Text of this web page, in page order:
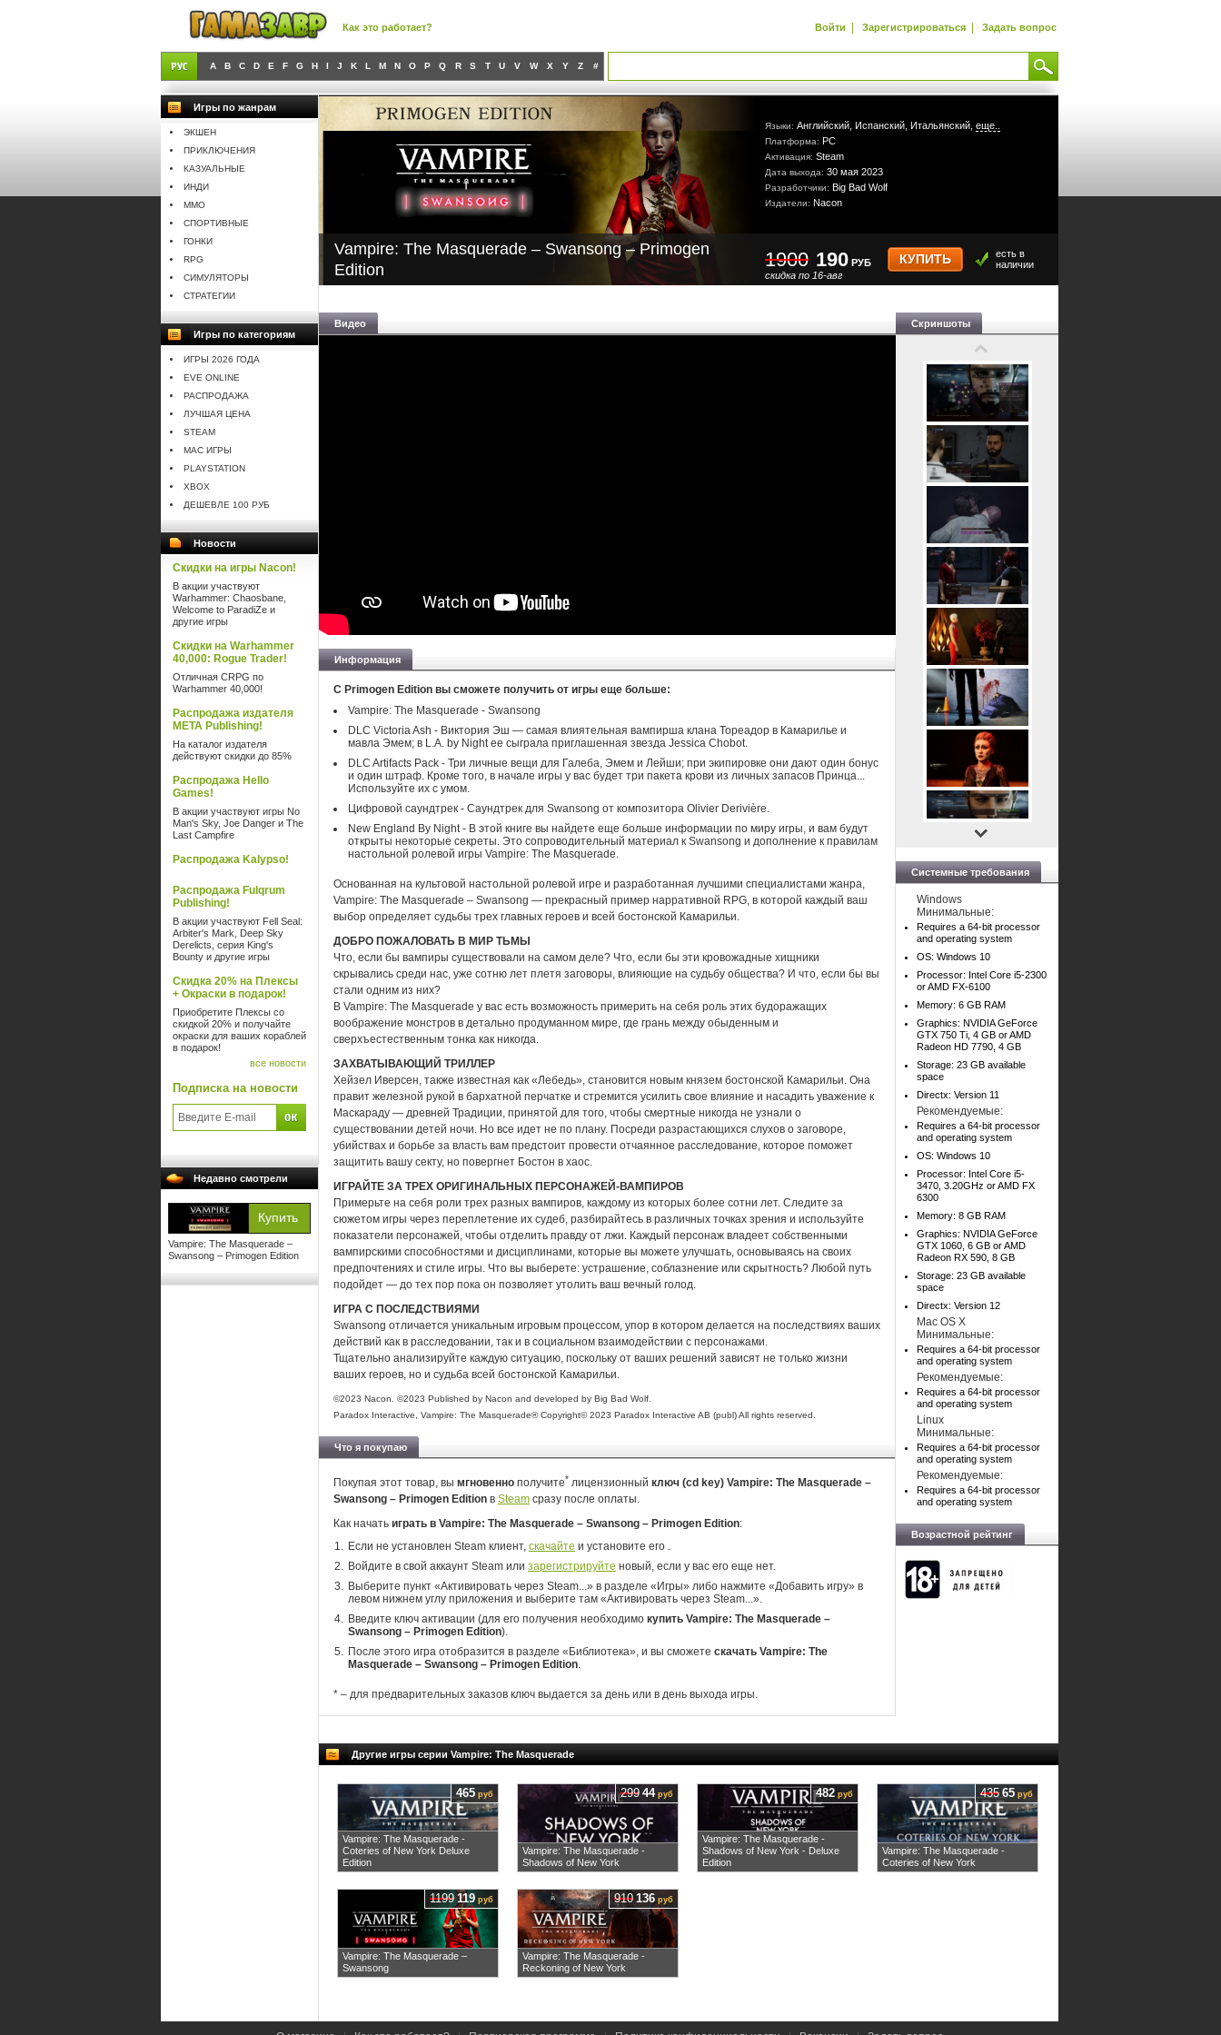
Как это работает? Войти | Зарегистрироваться | Задать вопрос
A B C D E F G H I J K L M N O P Q R S T U V W X Y Z #
Игры по жанрам
ЭКШЕН
ПРИКЛЮЧЕНИЯ
КАЗУАЛЬНЫЕ
ИНДИ
MMO
СПОРТИВНЫЕ
ГОНКИ
RPG
СИМУЛЯТОРЫ
СТРАТЕГИИ
Игры по категориям
ИГРЫ 2026 ГОДА
EVE ONLINE
РАСПРОДАЖА
ЛУЧШАЯ ЦЕНА
STEAM
MAC ИГРЫ
PLAYSTATION
XBOX
ДЕШЕВЛЕ 100 РУБ
Новости
Скидки на игры Nacon!
В акции участвуют
Warhammer: Chaosbane,
Welcome to ParadiZe и
другие игры
Скидки на Warhammer
40,000: Rogue Trader!
Отличная CRPG по
Warhammer 40,000!
Распродажа издателя
META Publishing!
На каталог издателя
действуют скидки до 85%
Распродажа Hello
Games!
В акции участвуют игры No
Man's Sky, Joe Danger и The
Last Campfire
Распродажа Kalypso!
Распродажа Fulqrum
Publishing!
В акции участвуют Fell Seal:
Arbiter's Mark, Deep Sky
Derelicts, серия King's
Bounty и другие игры
Скидка 20% на Плексы
+ Окраски в подарок!
Приобретите Плексы со
скидкой 20% и получайте
окраски для ваших кораблей
в подарок!
все новости
Подписка на новости
Недавно смотрели
Vampire: The Masquerade –
Swansong – Primogen Edition
Языки: Английский, Испанский, Итальянский, еще..
Платформа: PC
Активация: Steam
Дата выхода: 30 мая 2023
Разработчики: Big Bad Wolf
Издатели: Nacon
Vampire: The Masquerade – Swansong – Primogen
Edition
1900
скидка по 16-авг
190 РУБ КУПИТЬ
есть в
наличии
Видео
Информация
С Primogen Edition вы сможете получить от игры еще больше:
Vampire: The Masquerade - Swansong
DLC Victoria Ash - Виктория Эш — самая влиятельная вампирша клана Тореадор в Камарилье и
мавла Эмем; в L.A. by Night ее сыграла приглашенная звезда Jessica Chobot.
DLC Artifacts Pack - Три личные вещи для Галеба, Эмем и Лейши; при экипировке они дают один бонус
и один штраф. Кроме того, в начале игры у вас будет три пакета крови из личных запасов Принца...
Используйте их с умом.
Цифровой саундтрек - Саундтрек для Swansong от композитора Olivier Derivière.
New England By Night - В этой книге вы найдете еще больше информации по миру игры, и вам будут
открыты некоторые секреты. Это сопроводительный материал к Swansong и дополнение к правилам
настольной ролевой игры Vampire: The Masquerade.
Основанная на культовой настольной ролевой игре и разработанная лучшими специалистами жанра,
Vampire: The Masquerade – Swansong — прекрасный пример нарративной RPG, в которой каждый ваш
выбор определяет судьбы трех главных героев и всей бостонской Камарильи.
ДОБРО ПОЖАЛОВАТЬ В МИР ТЬМЫ
Что, если бы вампиры существовали на самом деле? Что, если бы эти кровожадные хищники
скрывались среди нас, уже сотню лет плетя заговоры, влияющие на судьбу общества? И что, если бы вы
стали одним из них?
В Vampire: The Masquerade у вас есть возможность примерить на себя роль этих будоражащих
воображение монстров в детально продуманном мире, где грань между обыденным и
сверхъестественным тонка как никогда.
ЗАХВАТЫВАЮЩИЙ ТРИЛЛЕР
Хейзел Иверсен, также известная как «Лебедь», становится новым князем бостонской Камарильи. Она
правит железной рукой в бархатной перчатке и стремится усилить свое влияние и насадить уважение к
Маскараду — древней Традиции, принятой для того, чтобы смертные никогда не узнали о
существовании детей ночи. Но все идет не по плану. Посреди разрастающихся слухов о заговоре,
убийствах и борьбе за власть вам предстоит провести отчаянное расследование, которое поможет
защитить вашу секту, но повергнет Бостон в хаос.
ИГРАЙТЕ ЗА ТРЕХ ОРИГИНАЛЬНЫХ ПЕРСОНАЖЕЙ-ВАМПИРОВ
Примерьте на себя роли трех разных вампиров, каждому из которых более сотни лет. Следите за
сюжетом игры через переплетение их судеб, разбирайтесь в различных точках зрения и используйте
показатели персонажей, чтобы отделить правду от лжи. Каждый персонаж владеет собственными
вампирскими способностями и дисциплинами, которые вы можете улучшать, основываясь на своих
предпочтениях и стиле игры. Что вы выберете: устрашение, соблазнение или скрытность? Любой путь
подойдет — до тех пор пока он позволяет утолить ваш вечный голод.
ИГРА С ПОСЛЕДСТВИЯМИ
Swansong отличается уникальным игровым процессом, упор в котором делается на последствиях ваших
действий как в расследовании, так и в социальном взаимодействии с персонажами.
Тщательно анализируйте каждую ситуацию, поскольку от ваших решений зависят не только жизни
ваших героев, но и судьба всей бостонской Камарильи.
©2023 Nacon. ©2023 Published by Nacon and developed by Big Bad Wolf.
Paradox Interactive, Vampire: The Masquerade® Copyright© 2023 Paradox Interactive AB (publ) All rights reserved.
Что я покупаю
Покупая этот товар, вы мгновенно получите* лицензионный ключ (cd key) Vampire: The Masquerade –
Swansong – Primogen Edition в Steam сразу после оплаты.
Как начать играть в Vampire: The Masquerade – Swansong – Primogen Edition:
Если не установлен Steam клиент, скачайте и установите его .
Войдите в свой аккаунт Steam или зарегистрируйте новый, если у вас его еще нет.
Выберите пункт «Активировать через Steam...» в разделе «Игры» либо нажмите «Добавить игру» в
левом нижнем углу приложения и выберите там «Активировать через Steam...».
Введите ключ активации (для его получения необходимо купить Vampire: The Masquerade –
Swansong – Primogen Edition).
После этого игра отобразится в разделе «Библиотека», и вы сможете скачать Vampire: The
Masquerade – Swansong – Primogen Edition.
* – для предварительных заказов ключ выдается за день или в день выхода игры.
Скриншоты
Системные требования
Windows
Минимальные:
Requires a 64-bit processor
and operating system
OS: Windows 10
Processor: Intel Core i5-2300
or AMD FX-6100
Memory: 6 GB RAM
Graphics: NVIDIA GeForce
GTX 750 Ti, 4 GB or AMD
Radeon HD 7790, 4 GB
Storage: 23 GB available
space
Directx: Version 11
Рекомендуемые:
Requires a 64-bit processor
and operating system
OS: Windows 10
Processor: Intel Core i5-
3470, 3.20GHz or AMD FX
6300
Memory: 8 GB RAM
Graphics: NVIDIA GeForce
GTX 1060, 6 GB or AMD
Radeon RX 590, 8 GB
Storage: 23 GB available
space
Directx: Version 12
Mac OS X
Минимальные:
Requires a 64-bit processor
and operating system
Рекомендуемые:
Requires a 64-bit processor
and operating system
Linux
Минимальные:
Requires a 64-bit processor
and operating system
Рекомендуемые:
Requires a 64-bit processor
and operating system
Возрастной рейтинг
Другие игры серии Vampire: The Masquerade
Vampire: The Masquerade -
Coteries of New York Deluxe
Edition
465 руб
Vampire: The Masquerade -
Shadows of New York
299 44руб
Vampire: The Masquerade -
Shadows of New York - Deluxe
Edition
482 руб
Vampire: The Masquerade -
Coteries of New York
435 65 руб
Vampire: The Masquerade –
Swansong
1199 119 руб
Vampire: The Masquerade -
Reckoning of New York
910 136 руб